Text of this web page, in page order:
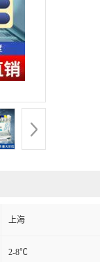
上海
2-8℃